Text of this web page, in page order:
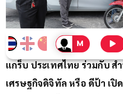
แกร็บ ประเทศไทย ร่วมกับ ส
เศรษฐกิจดิจิทัล หรือ ดีป้า เปิ